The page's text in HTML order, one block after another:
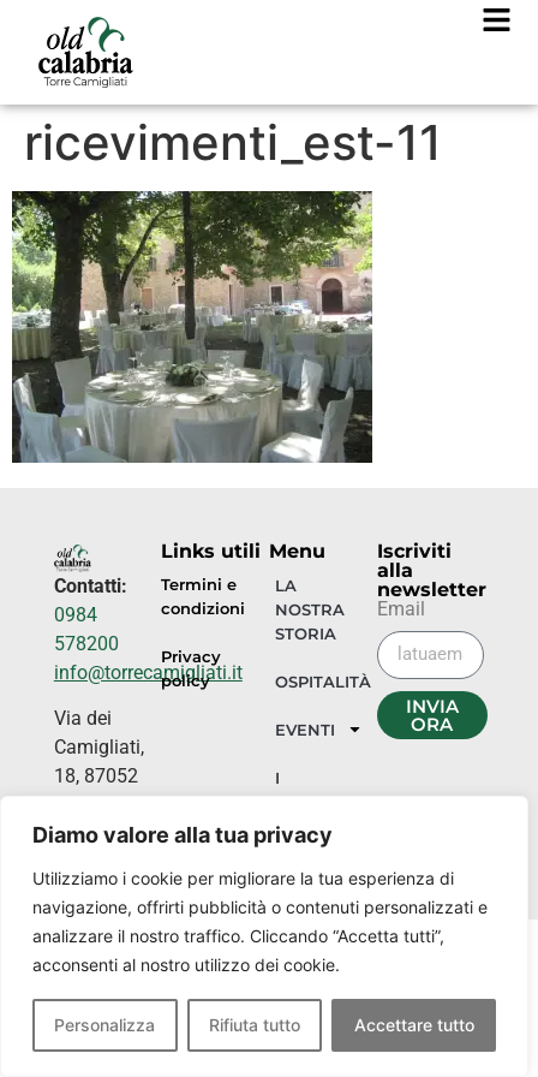
Diamo valore alla tua privacy
Utilizziamo i cookie per migliorare la tua esperienza di
navigazione, offrirti pubblicità o contenuti personalizzati e
analizzare il nostro traffico. Cliccando “Accetta tutti”,
acconsenti al nostro utilizzo dei cookie.
Personalizza Rifiuta tutto Accettare tutto
ricevimenti_est-11
Contatti:
0984
578200
info@torrecamigliati.it
Via dei
Camigliati,
18, 87052
Silano CS
Links utili
Termini e
condizioni
Privacy
policy
Menu
LA
NOSTRA
STORIA
OSPITALITÀ
EVENTI
I
NOSTRI
LUOGHI
Iscriviti
alla
newsletter
Email
INVIA
ORA